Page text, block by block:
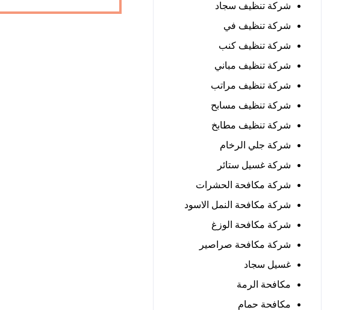
شركة تنظيف سجاد
شركة تنظيف في
شركة تنظيف كنب
شركة تنظيف مباني
شركة تنظيف مراتب
شركة تنظيف مسابح
شركة تنظيف مطابخ
شركة جلي الرخام
شركة غسيل ستائر
شركة مكافحة الحشرات
شركة مكافحة النمل الاسود
شركة مكافحة الوزغ
شركة مكافحة صراصير
غسيل سجاد
مكافحة الرمة
مكافحة حمام